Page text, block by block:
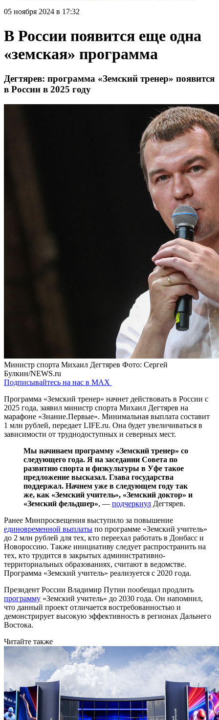
05 ноября 2024 в 17:32
В России появится еще одна
«земская» программа
Дегтярев: программа «Земский тренер» появится
в России в 2025 году
Министр спорта Михаил Дегтярев Фото: Сергей
Булкин/NEWS.ru
Подписывайтесь на нас в MAX
Программа «Земский тренер» начнет действовать в России с
2025 года, заявил министр спорта Михаил Дегтярев на
марафоне «Знание.Первые». Минимальная выплата составит
1 млн рублей, передает LIFE.ru. Она будет увеличиваться в
зависимости от труднодоступных и северных мест.
Мы начинаем программу «Земский тренер» со
следующего года. Я на заседании Совета по
развитию спорта и физкультуры в Уфе такое
предложение высказал. Глава государства
поддержал. Начнем уже в следующем году так
же, как «Земский учитель», «Земский доктор» и
«Земский фельдшер», — подчеркнул Дегтярев.
Ранее Минпросвещения выступило за повышение
единовременной выплаты по программе «Земский учитель»
до 2 млн рублей для тех, кто переехал работать в Донбасс и
Новороссию. Также инициативу следует распространить на
тех, кто трудится в закрытых административно-
территориальных образованиях, считают в ведомстве.
Программа «Земский учитель» реализуется с 2020 года.
Президент России Владимир Путин пообещал продлить
программу «Земский учитель» до 2030 года. Он напомнил,
что данный проект отличается востребованностью и
демонстрирует высокую эффективность в регионах Дальнего
Востока.
Читайте также